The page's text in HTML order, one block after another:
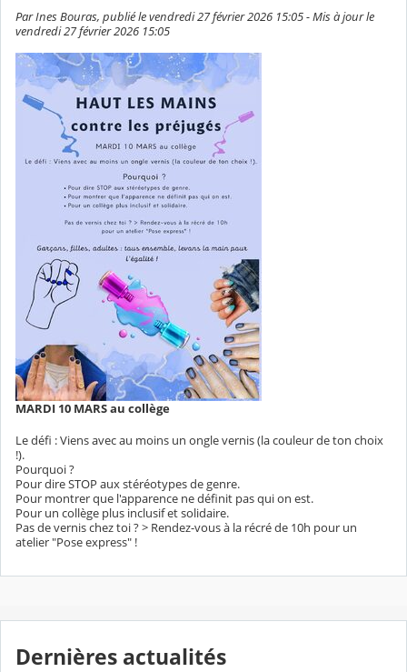
Par Ines Bouras, publié le vendredi 27 février 2026 15:05 - Mis à jour le
vendredi 27 février 2026 15:05
MARDI 10 MARS au collège
Le défi : Viens avec au moins un ongle vernis (la couleur de ton choix
!).
Pourquoi ?
Pour dire STOP aux stéréotypes de genre.
Pour montrer que l'apparence ne définit pas qui on est.
Pour un collège plus inclusif et solidaire.
Pas de vernis chez toi ? > Rendez-vous à la récré de 10h pour un
atelier "Pose express" !
Dernières actualités